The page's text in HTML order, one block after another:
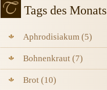
Tags des Monats
Aphrodisiakum (5)
Bohnenkraut (7)
Brot (10)